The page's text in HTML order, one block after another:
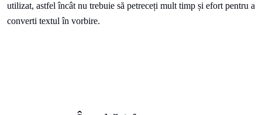
utilizat, astfel încât nu trebuie să petreceți mult timp și efort pentru a
converti textul în vorbire.